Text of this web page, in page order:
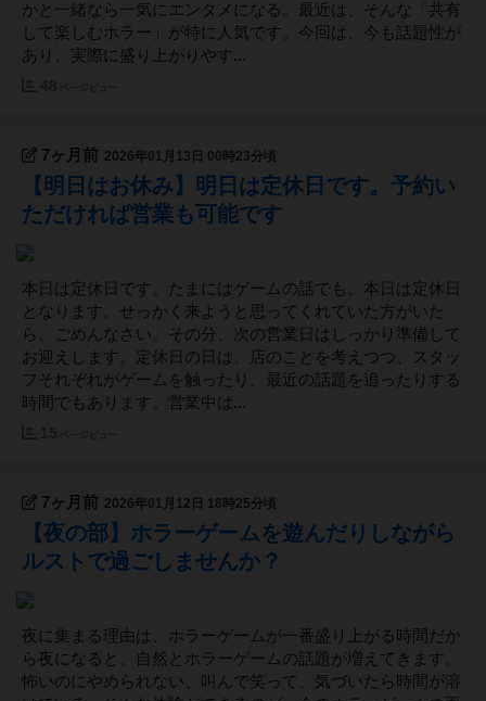
かと一緒なら一気にエンタメになる。最近は、そんな「共有
して楽しむホラー」が特に人気です。今回は、今も話題性が
あり、実際に盛り上がりやす...
7ヶ月前 2026年01月13日 00時23分頃
【明日はお休み】明日は定休日です。予約い
ただければ営業も可能です
本日は定休日です。たまにはゲームの話でも。本日は定休日
となります。せっかく来ようと思ってくれていた方がいた
ら、ごめんなさい。その分、次の営業日はしっかり準備して
お迎えします。定休日の日は、店のことを考えつつ、スタッ
フそれぞれがゲームを触ったり、最近の話題を追ったりする
時間でもあります。営業中は...
7ヶ月前 2026年01月12日 18時25分頃
【夜の部】ホラーゲームを遊んだりしながら
ルストで過ごしませんか？
夜に集まる理由は、ホラーゲームが一番盛り上がる時間だか
ら夜になると、自然とホラーゲームの話題が増えてきます。
怖いのにやめられない、叫んで笑って、気づいたら時間が溶